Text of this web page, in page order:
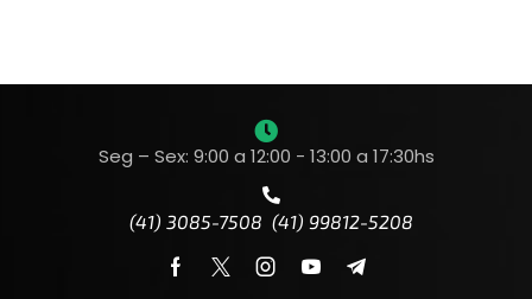
Seg – Sex: 9:00 a 12:00 - 13:00 a 17:30hs
(41) 3085-7508 (41) 99812-5208